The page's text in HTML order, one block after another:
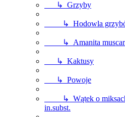
↳ Grzyby
↳ Hodowla
↳ Amanita
↳ Kaktusy
↳ Powoje
↳ Wątek o miksach
in.subst.